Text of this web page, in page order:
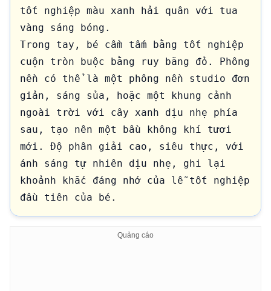
tốt nghiệp màu xanh hải quân với tua
vàng sáng bóng.
Trong tay, bé cầm tấm bằng tốt nghiệp
cuộn tròn buộc bằng ruy băng đỏ. Phông
nền có thể là một phông nền studio đơn
giản, sáng sủa, hoặc một khung cảnh
ngoài trời với cây xanh dịu nhẹ phía
sau, tạo nên một bầu không khí tươi
mới. Độ phân giải cao, siêu thực, với
ánh sáng tự nhiên dịu nhẹ, ghi lại
khoảnh khắc đáng nhớ của lễ tốt nghiệp
đầu tiên của bé.